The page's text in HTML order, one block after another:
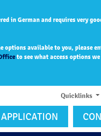
in German and requires very
options available to you, please
to see what access options
Quicklinks
APPLICATION